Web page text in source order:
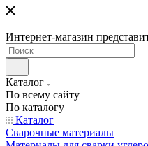
Интернет-магазин
Каталог
По всему сайту
По каталогу
Каталог
Сварочные материалы